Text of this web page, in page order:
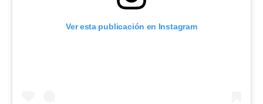
Ver esta publicación en Instagram